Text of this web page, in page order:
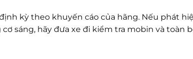
kỳ theo khuyến cáo của hãng. Nếu phát
sáng, hãy đưa xe đi kiểm tra mobin và toàn